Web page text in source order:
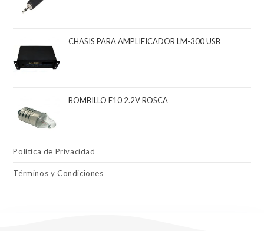
CHASIS PARA AMPLIFICADOR LM-300 USB
BOMBILLO E10 2.2V ROSCA
Política de Privacidad
Términos y Condiciones